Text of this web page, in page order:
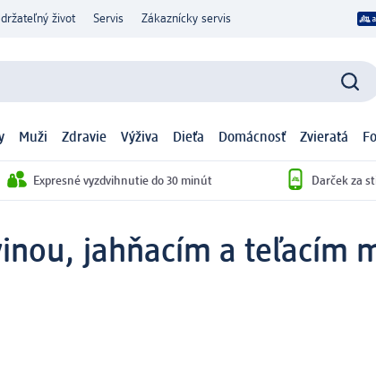
život Servis Zákaznícky servis
Muži Zdravie Výživa Dieťa Domácnosť Zvieratá
Expresné vyzdvihnutie do 30 minút Darček za
jahňacím a teľacím